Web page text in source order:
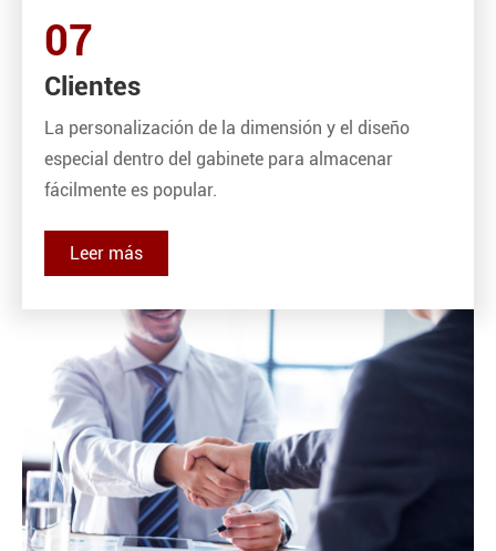
07
Clientes
La personalización de la dimensión y el diseño
especial dentro del gabinete para almacenar
fácilmente es popular.
Leer más